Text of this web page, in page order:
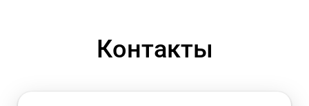
Контакты